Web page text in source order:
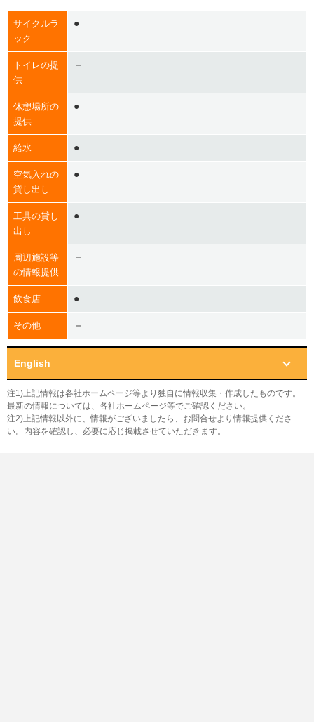
サイクルラ
ック
●
トイレの提
供
－
休憩場所の
提供
●
給水 ●
空気入れの
貸し出し
●
工具の貸し
出し
●
周辺施設等
の情報提供
－
飲食店 ●
その他 －
English
注1)上記情報は各社ホームページ等より独自に情報収集・作成したものです。
最新の情報については、各社ホームページ等でご確認ください。
注2)上記情報以外に、情報がございましたら、お問合せより情報提供くださ
い。内容を確認し、必要に応じ掲載させていただきます。